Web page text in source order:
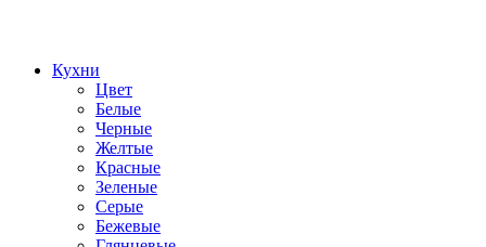
Кухни
Цвет
Белые
Черные
Желтые
Красные
Зеленые
Серые
Бежевые